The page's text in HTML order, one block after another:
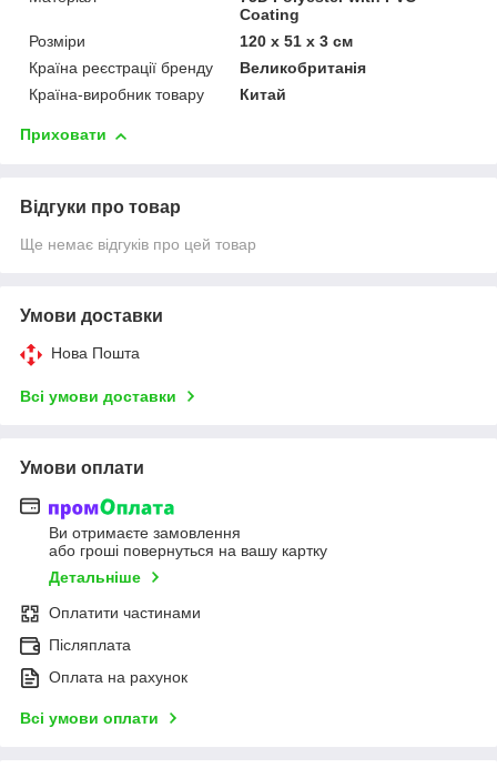
Сoating
Розміри
120 x 51 x 3 см
Країна реєстрації бренду
Великобританія
Країна-виробник товару
Китай
Приховати
Відгуки про товар
Ще немає відгуків про цей товар
Умови доставки
Нова Пошта
Всі умови доставки
Умови оплати
Ви отримаєте замовлення
або гроші повернуться на вашу картку
Детальніше
Оплатити частинами
Післяплата
Оплата на рахунок
Всі умови оплати